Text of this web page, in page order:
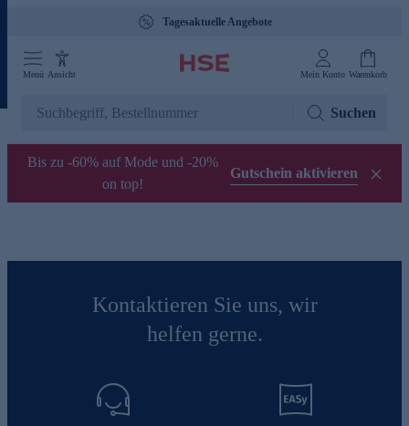
Tagesaktuelle Angebote
Menü Ansicht Mein Konto Warenkorb
Suchen
Bis zu -60% auf Mode und -20%
on top!
Gutschein aktivieren
Kontaktieren Sie uns, wir
helfen gerne.